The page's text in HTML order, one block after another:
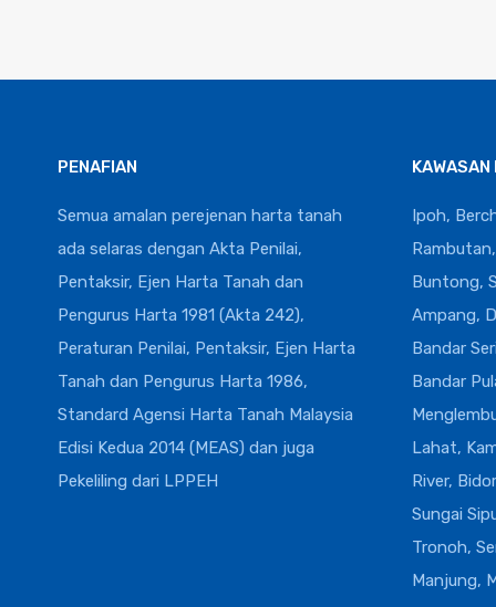
PENAFIAN
Semua amalan perejenan harta tanah
ada selaras dengan Akta Penilai,
Pentaksir, Ejen Harta Tanah dan
Pengurus Harta 1981 (Akta 242),
Peraturan Penilai, Pentaksir, Ejen Harta
Tanah dan Pengurus Harta 1986,
Standard Agensi Harta Tanah Malaysia
Edisi Kedua 2014 (MEAS) dan juga
Pekeliling dari LPPEH
Ipoh,
Buntong,
Ampang,
Bandar
Bandar
Lahat,
River,
Sungai
Tronoh,
Manjung,